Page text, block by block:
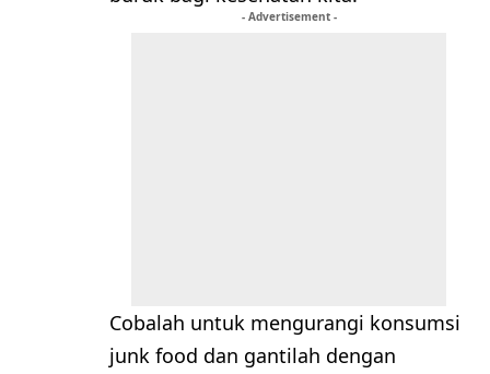
- Advertisement -
Cobalah untuk mengurangi konsumsi
junk food dan gantilah dengan